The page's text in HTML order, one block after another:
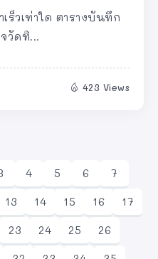
ร็วเท่าใด ตารางบันทึก
วัดทิ...
423 Views
4 5 6
7
13 14 15 16
17
23 24 25
26